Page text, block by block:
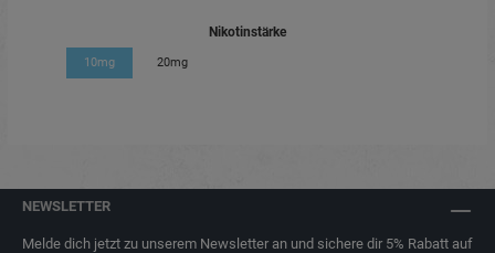
Erfrischungskick, perfekt für alle, die den süß-
säuerlichen Geschmack von Kirsche und Cola lieben,
abgerundet durch eine erfrischende Kühle. Ein idealer
Nikotinstärke
10mg 20mg
NEWSLETTER
Melde dich jetzt zu unserem Newsletter an und sichere dir 5% Rabatt auf